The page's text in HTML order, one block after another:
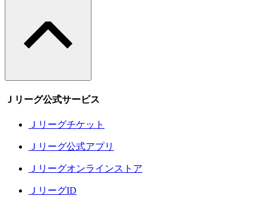
Ｊリーグ公式サービス
Ｊリーグチケット
Ｊリーグ公式アプリ
Ｊリーグオンラインストア
ＪリーグID